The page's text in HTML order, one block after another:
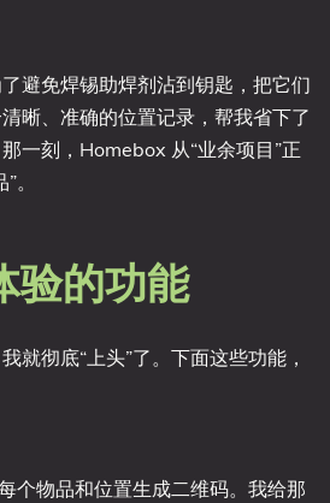
避免焊锡助焊剂沾到钥匙，把它们
晰、准确的位置记录，帮我省下了
一刻，Homebox 从“业余项目”正
。
验的功能
就彻底“上头”了。下面这些功能，
个物品和位置生成二维码。我给那